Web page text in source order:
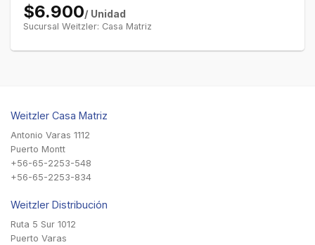
$6.900/ Unidad
Sucursal Weitzler: Casa Matriz
Weitzler Casa Matriz
Antonio Varas 1112
Puerto Montt
+56-65-2253-548
+56-65-2253-834
Weitzler Distribución
Ruta 5 Sur 1012
Puerto Varas